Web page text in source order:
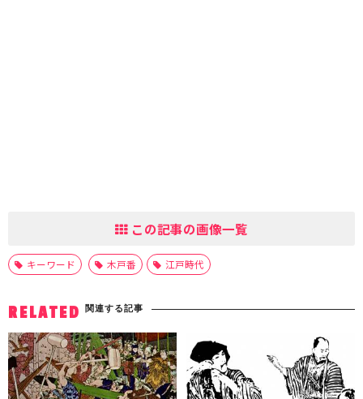
この記事の画像一覧
キーワード 木戸番 江戸時代
RELATED 関連する記事